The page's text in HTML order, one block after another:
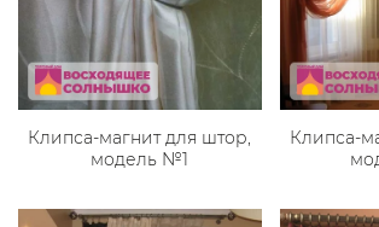
Клипса-магнит для штор,
модель №1
Клипса-